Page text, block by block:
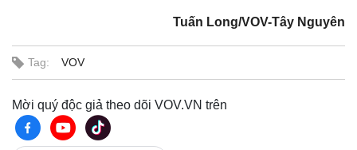
Tuấn Long/VOV-Tây Nguyên
Tag: VOV
Mời quý độc giả theo dõi VOV.VN trên